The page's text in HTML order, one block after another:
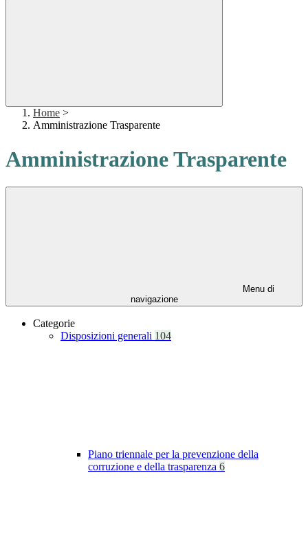
Home >
Amministrazione Trasparente
Amministrazione Trasparente
Menu di
navigazione
Categorie
Disposizioni generali 104
Piano triennale per la prevenzione della
corruzione e della trasparenza 6